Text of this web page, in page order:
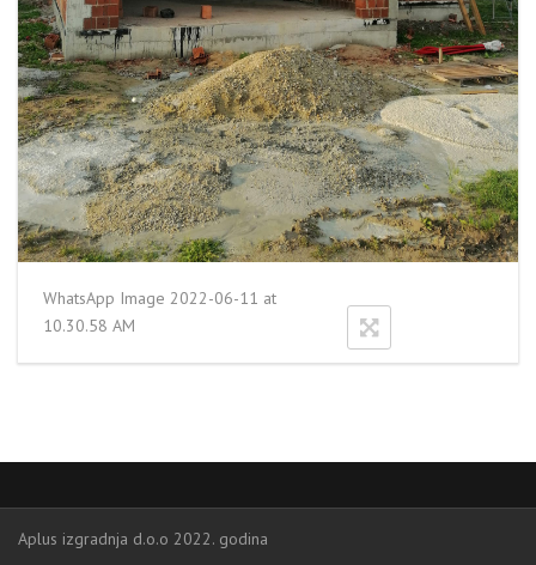
WhatsApp Image 2022-06-11 at
10.30.58 AM
Aplus izgradnja d.o.o 2022. godina